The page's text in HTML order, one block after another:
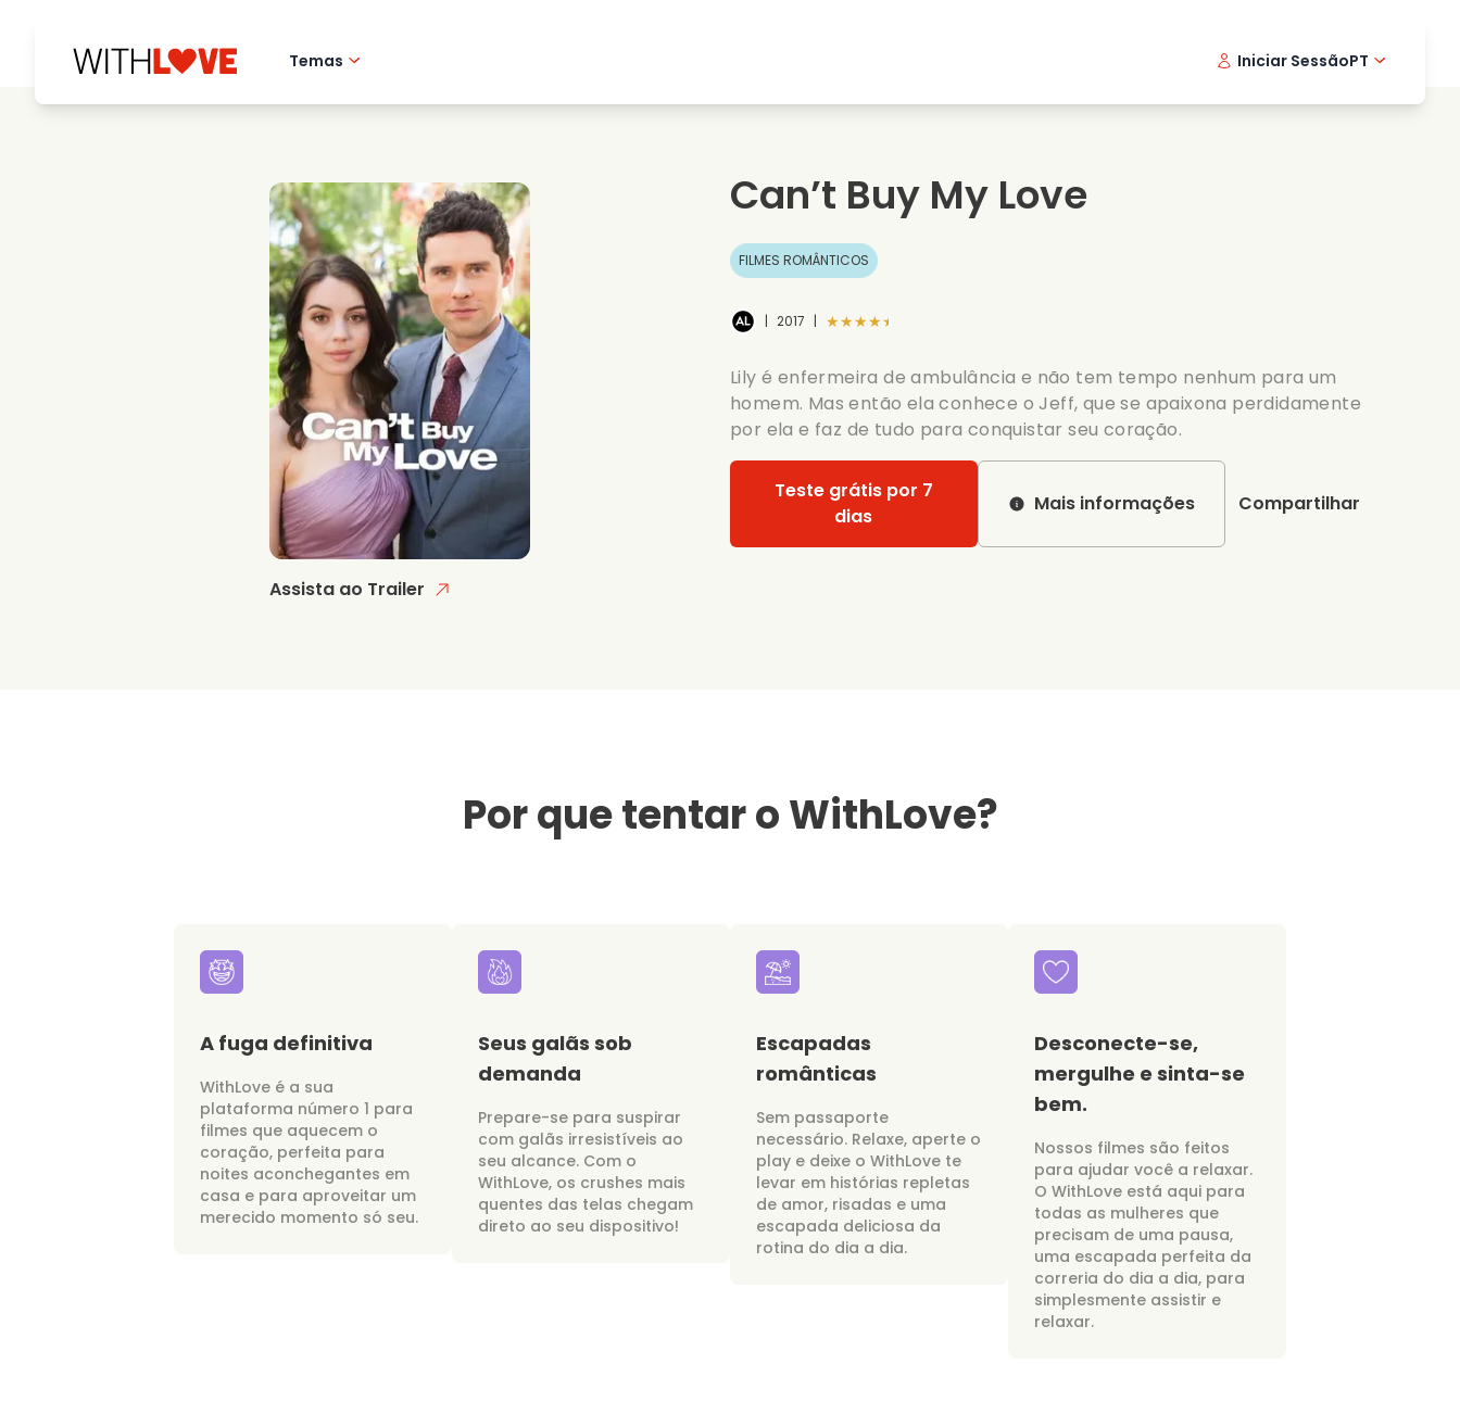
Temas
Misterios
Filmes de data
Series romanticas
Iniciar SessãoPT
Assista ao Trailer
Can’t Buy My Love
FILMES ROMÂNTICOS
| 2017 | ★★★★★
Lily é enfermeira de ambulância e não tem tempo nenhum para um
homem. Mas então ela conhece o Jeff, que se apaixona perdidamente
por ela e faz de tudo para conquistar seu coração.
Teste grátis por 7
dias
Mais informações Compartilhar
Por que tentar o WithLove?
A fuga definitiva
WithLove é a sua
plataforma número 1 para
filmes que aquecem o
coração, perfeita para
noites aconchegantes em
casa e para aproveitar um
merecido momento só seu.
Seus galãs sob
demanda
Prepare-se para suspirar
com galãs irresistíveis ao
seu alcance. Com o
WithLove, os crushes mais
quentes das telas chegam
direto ao seu dispositivo!
Escapadas
românticas
Sem passaporte
necessário. Relaxe, aperte o
play e deixe o WithLove te
levar em histórias repletas
de amor, risadas e uma
escapada deliciosa da
rotina do dia a dia.
Desconecte-se,
mergulhe e sinta-se
bem.
Nossos filmes são feitos
para ajudar você a relaxar.
O WithLove está aqui para
todas as mulheres que
precisam de uma pausa,
uma escapada perfeita da
correria do dia a dia, para
simplesmente assistir e
relaxar.